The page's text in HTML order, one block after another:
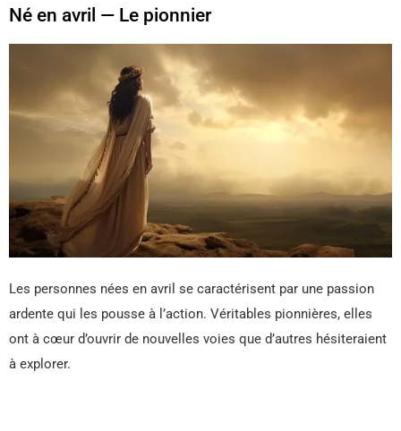
Né en avril — Le pionnier
Les personnes nées en avril se caractérisent par une passion
ardente qui les pousse à l’action. Véritables pionnières, elles
ont à cœur d’ouvrir de nouvelles voies que d’autres hésiteraient
à explorer.